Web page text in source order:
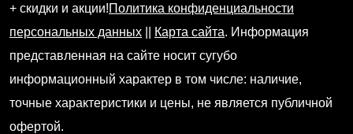
+ скидки и акции!Политика конфиденциальности
персональных данных
Карта сайта. Информация
представленная на сайте носит сугубо
информационный характер в том числе: наличие,
точные характеристики и цены, не является публичной
офертой.